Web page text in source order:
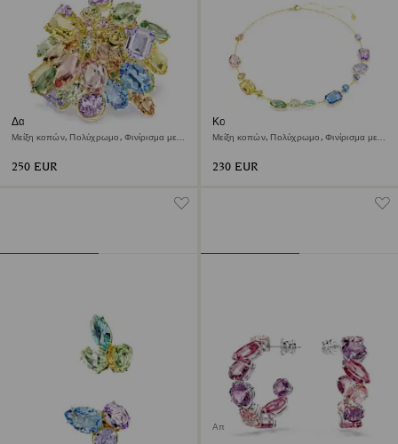
Δαχτυλίδι κοκτέιλ Gema
Μείξη κοπών, Πολύχρωμο, Φινίρισμα με
250 EUR
Κολιέ Gema
Μείξη κοπών, Πολύχρωμο, Φινίρισμα με
230 EUR
Αποκλειστικά προϊόντα online